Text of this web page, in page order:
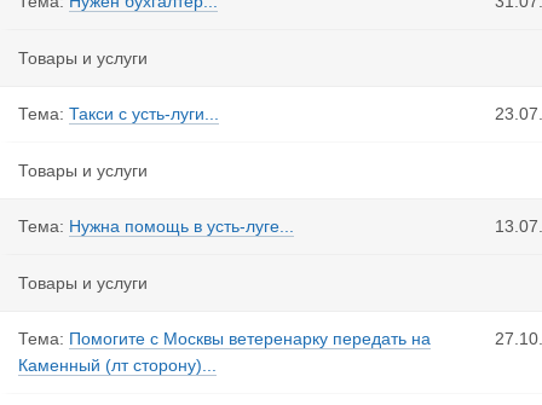
Товары и услуги
Тема: Такси с усть-луги...
Товары и услуги
Тема: Нужна помощь в усть-луге...
Товары и услуги
Тема: Помогите с Москвы ветеренарку передать на
Каменный (лт сторону)...